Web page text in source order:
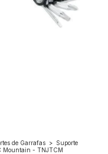
de Garrafas > Suporte
Mountain - TNJTCM